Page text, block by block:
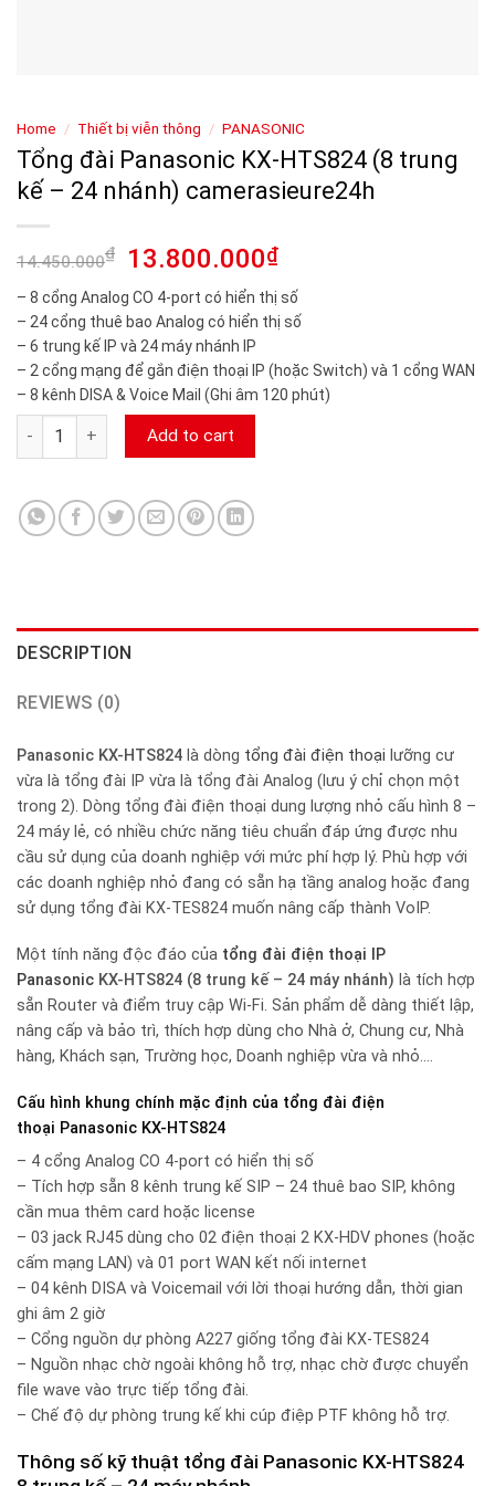
Home / Thiết bị viễn thông / PANASONIC
Tổng đài Panasonic KX-HTS824 (8 trung
kế – 24 nhánh) camerasieure24h
14.450.000₫ 13.800.000₫
– 8 cổng Analog CO 4-port có hiển thị số
– 24 cổng thuê bao Analog có hiển thị số
– 6 trung kế IP và 24 máy nhánh IP
– 2 cổng mạng để gắn điện thoại IP (hoặc Switch) và 1 cổng WAN
– 8 kênh DISA & Voice Mail (Ghi âm 120 phút)
Tổng đài Panasonic KX-HTS824 (8 trung kế – 24 nhánh)
Add to cart
DESCRIPTION
REVIEWS (0)
Panasonic KX-HTS824 là dòng tổng đài điện thoại lưỡng cư
vừa là tổng đài IP vừa là tổng đài Analog (lưu ý chỉ chọn một
trong 2). Dòng tổng đài điện thoại dung lượng nhỏ cấu hình 8 –
24 máy lẻ, có nhiều chức năng tiêu chuẩn đáp ứng được nhu
cầu sử dụng của doanh nghiệp với mức phí hợp lý. Phù hợp với
các doanh nghiệp nhỏ đang có sẵn hạ tầng analog hoặc đang
sử dụng tổng đài KX-TES824 muốn nâng cấp thành VoIP.
Một tính năng độc đáo của tổng đài điện thoại IP
Panasonic KX-HTS824 (8 trung kế – 24 máy nhánh) là tích hợp
sẵn Router và điểm truy cập Wi-Fi. Sản phẩm dễ dàng thiết lập,
nâng cấp và bảo trì, thích hợp dùng cho Nhà ở, Chung cư, Nhà
hàng, Khách sạn, Trường học, Doanh nghiệp vừa và nhỏ….
Cấu hình khung chính mặc định của tổng đài điện
thoại Panasonic KX-HTS824
– 4 cổng Analog CO 4-port có hiển thị số
– Tích hợp sẵn 8 kênh trung kế SIP – 24 thuê bao SIP, không
cần mua thêm card hoặc license
– 03 jack RJ45 dùng cho 02 điện thoại 2 KX-HDV phones (hoặc
cấm mạng LAN) và 01 port WAN kết nối internet
– 04 kênh DISA và Voicemail với lời thoại hướng dẫn, thời gian
ghi âm 2 giờ
– Cổng nguồn dự phòng A227 giống tổng đài KX-TES824
– Nguồn nhạc chờ ngoài không hỗ trợ, nhạc chờ được chuyển
file wave vào trực tiếp tổng đài.
– Chế độ dự phòng trung kế khi cúp điệp PTF không hỗ trợ.
Thông số kỹ thuật tổng đài Panasonic KX-HTS824